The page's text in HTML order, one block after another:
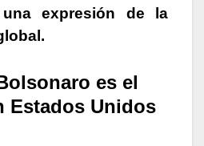
expresión de la
es el
Estados Unidos